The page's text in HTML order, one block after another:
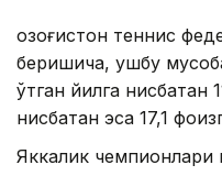
Қозоғистон теннис
беришича, ушбу
ўтган йилга нисбатан
нисбатан эса 17,1
Яккалик